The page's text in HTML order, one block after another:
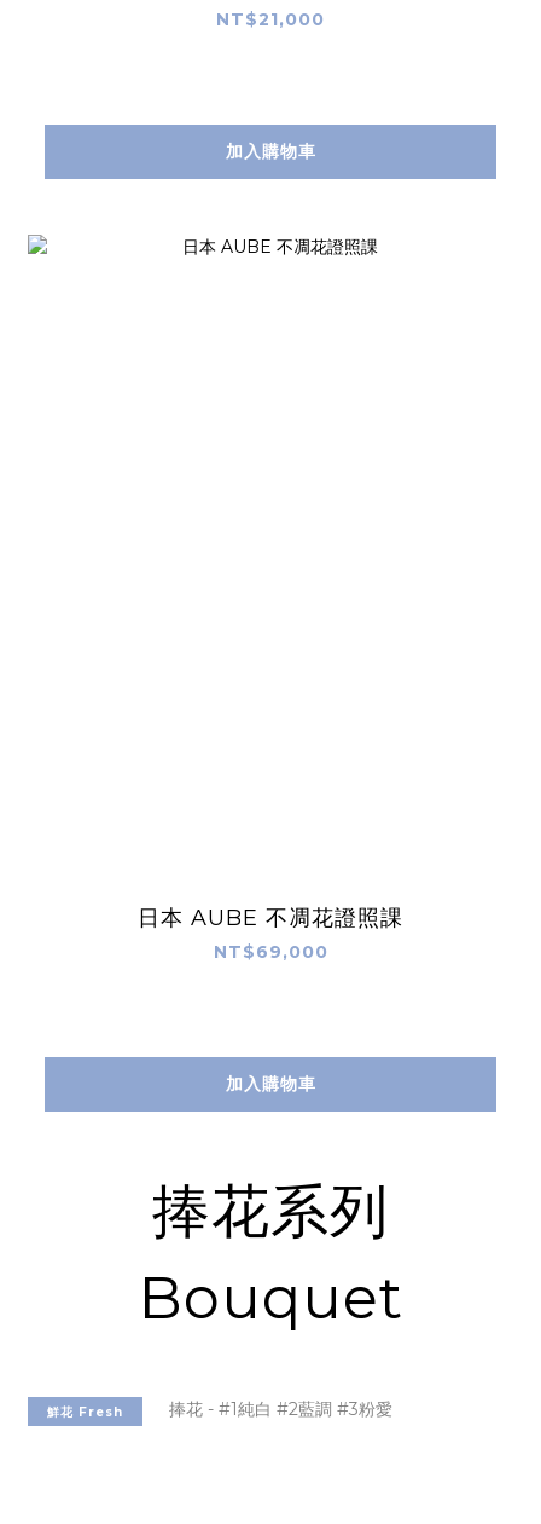
NT$21,000
加入購物車
日本 AUBE 不凋花證照課
NT$69,000
加入購物車
捧花系列
Bouquet
鮮花 Fresh